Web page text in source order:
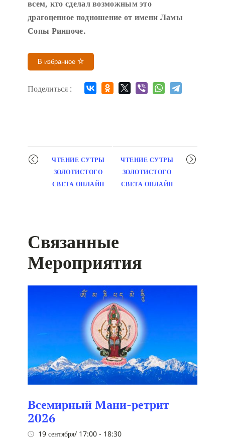
всем, кто сделал возможным это
драгоценное подношение от имени Ламы
Сопы Ринпоче.
В избранное
Поделиться :
Мероприятие
навигация
ЧТЕНИЕ СУТРЫ
ЗОЛОТИСТОГО
СВЕТА ОНЛАЙН
ЧТЕНИЕ СУТРЫ
ЗОЛОТИСТОГО
СВЕТА ОНЛАЙН
Связанные
Мероприятия
Всемирный Мани-ретрит
2026
19 сентября/ 17:00 - 18:30